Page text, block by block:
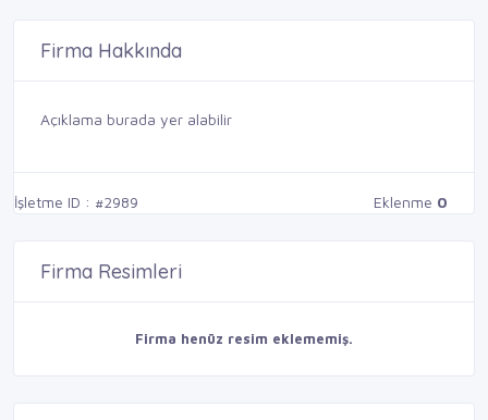
Firma Hakkında
Açıklama burada yer alabilir
İşletme ID : #2989 Eklenme 0
Firma Resimleri
Firma henüz resim eklememiş.